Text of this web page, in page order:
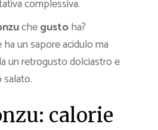
complessiva.
chegustoha?
un sapore acidulo ma
un retrogusto dolciastro e
calorie